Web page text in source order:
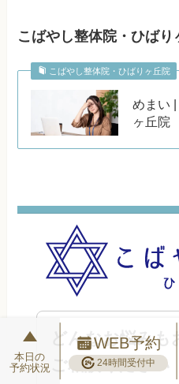
こばやし整体院・ひば
こばやし整体院・ひばりヶ丘院
めまい
ヶ丘院
どんなお悩みも
ご相談ください
本日の
予約状況
WEB予約
24時間受付中